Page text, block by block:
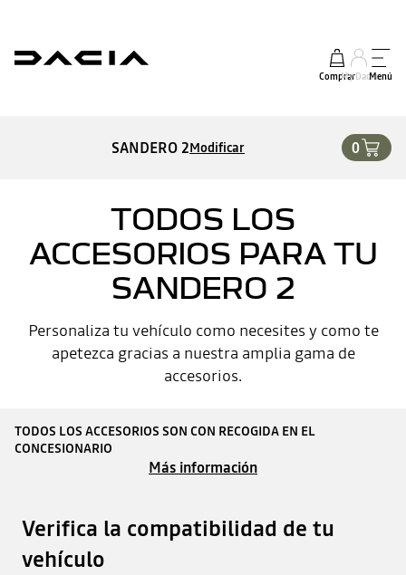
ComprarMy DaciaMenú
SANDERO 2Modificar 0
TODOS LOS
ACCESORIOS PARA TU
SANDERO 2
Personaliza tu vehículo como necesites y como te
apetezca gracias a nuestra amplia gama de
accesorios.
TODOS LOS ACCESORIOS SON CON RECOGIDA EN EL
CONCESIONARIO
Más información
Verifica la compatibilidad de tu
vehículo